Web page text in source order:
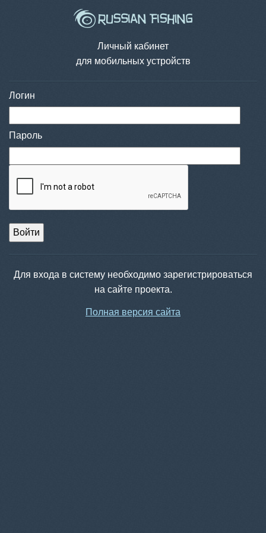
Личный кабинет
для мобильных устройств
Логин
Пароль
Войти
Для входа в систему необходимо зарегистрироваться
на сайте проекта.
Полная версия сайта